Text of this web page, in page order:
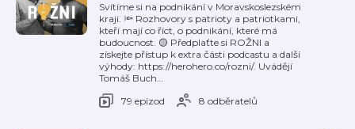
Svítíme si na podnikání v Moravskoslezském
kraji. 🔦 Rozhovory s patrioty a patriotkami,
kteří mají co říct, o podnikání, které má
budoucnost. 🟡 Předplaťte si ROŽNI a
získejte přístup k extra části podcastu a další
výhody: https://herohero.co/rozni/. Uvádějí
Tomáš Buch…
79 epizod
8 odběratelů